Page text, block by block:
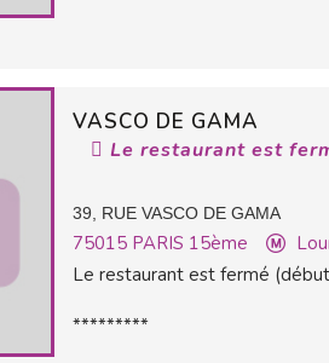
VASCO DE GAMA
Le restaurant est
39, RUE VASCO DE GAMA
75015 PARIS 15ème
Le restaurant est fermé
*********